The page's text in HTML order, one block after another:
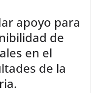
apoyo para
de
en el
de la